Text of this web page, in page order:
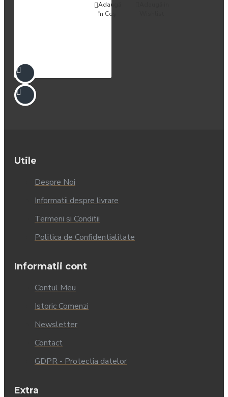
Adaugă
în Coş
Utile
Despre Noi
Informatii despre livrare
Termeni si Conditii
Politica de Confidentialitate
Informatii cont
Contul Meu
Istoric Comenzi
Newsletter
Contact
GDPR - Protectia datelor
Extra